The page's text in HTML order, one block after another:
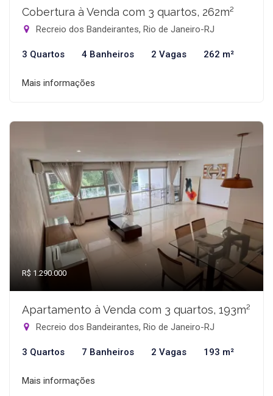
Cobertura à Venda com 3 quartos, 262m²
Recreio dos Bandeirantes, Rio de Janeiro-RJ
3 Quartos 4 Banheiros 2 Vagas 262 m²
Mais informações
R$ 1.290.000
Apartamento à Venda com 3 quartos, 193m²
Recreio dos Bandeirantes, Rio de Janeiro-RJ
3 Quartos 7 Banheiros 2 Vagas 193 m²
Mais informações